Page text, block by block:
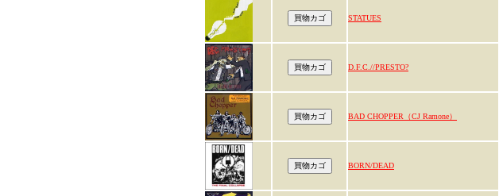
STATUES
D.F.C.//PRESTO?
BAD CHOPPER（CJ Ramone）
BORN/DEAD